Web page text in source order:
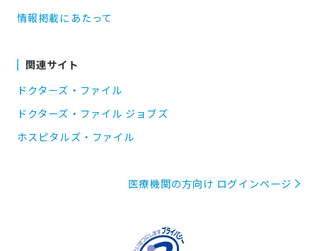
情報掲載にあたって
関連サイト
ドクターズ・ファイル
ドクターズ・ファイル ジョブズ
ホスピタルズ・ファイル
医療機関の方向け ログインページ